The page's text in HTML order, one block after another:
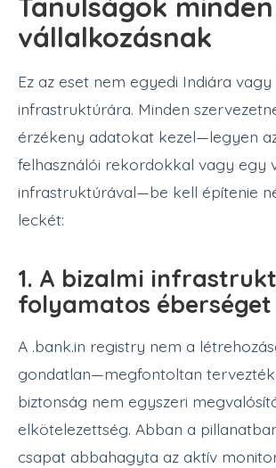
vállalkozásnak
Ez az eset nem egyedi Indiára vagy
infrastruktúrára. Minden
érzékeny adatokat kezel—legyen
felhasználói rekordokkal vagy egy
infrastruktúrával—be kell építenie
leckét:
1. A bizalmi
folyamatos éberséget
A .bank.in registry nem a
gondatlan—megfontoltan
biztonság nem egyszeri
elkötelezettség. Abban a
csapat abbahagyta az aktív